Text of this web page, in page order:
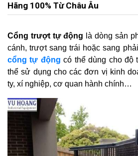
Hãng 100% Từ Châu Âu
Cổng trượt tự động là dòng sản
cánh, trượt sang trái hoặc sang
cổng tự động có thể dùng cho độ
thể sử dụng cho các đơn vị kinh
ty, xí nghiệp, cơ quan hành chính…